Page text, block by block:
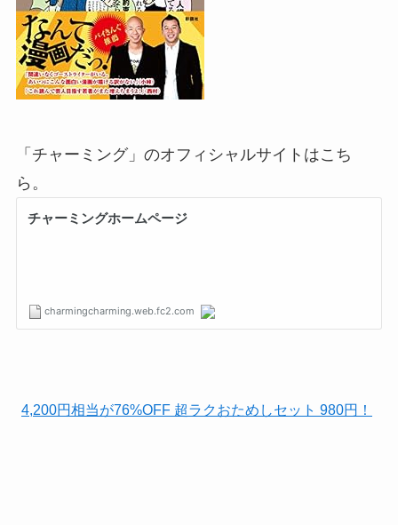
「チャーミング」のオフィシャルサイトはこち
ら。
4,200円相当が76%OFF 超ラクおためしセット 980円！